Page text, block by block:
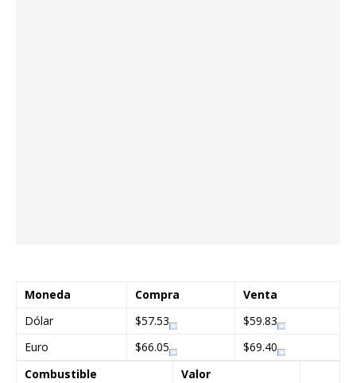
Moneda Compra
Venta
Dólar
$57.53
$59.83
Euro
$66.05
$69.40
Combustible
Valor